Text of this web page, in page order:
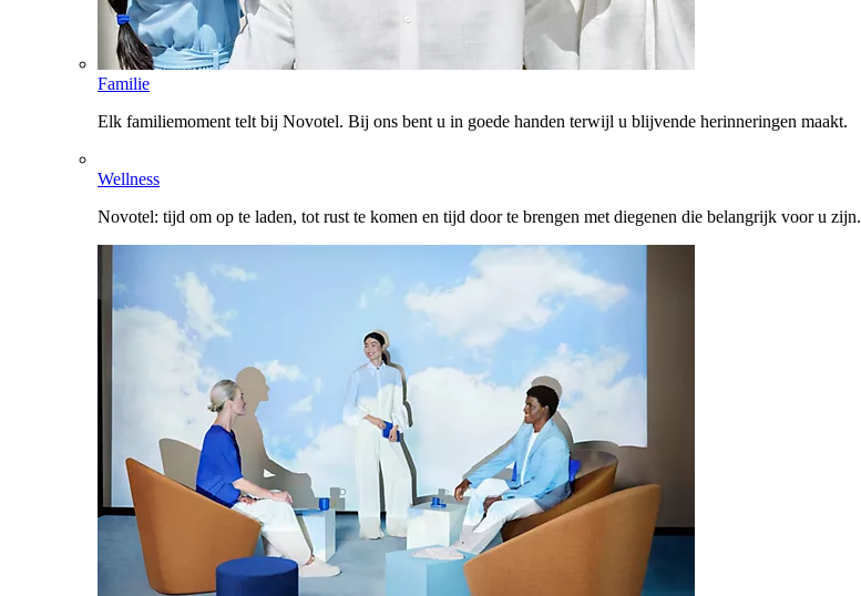
Familie
Elk familiemoment telt bij Novotel. Bij ons bent u in goede handen terwijl u blijvende herinneringen maakt.
Wellness
Novotel: tijd om op te laden, tot rust te komen en tijd door te brengen met diegenen die belangrijk voor u zijn.